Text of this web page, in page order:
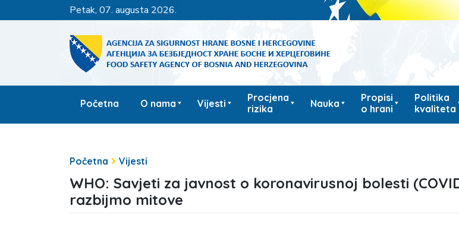
petak, 07. augusta 2026.
Početna O nama Vijesti
Procjena
rizika
Nauka
Propisi
o hrani
Politika
kvaliteta
Početna Vijesti
WHO: Savjeti za javnost o koronavirusnoj bolesti
razbijmo mitove